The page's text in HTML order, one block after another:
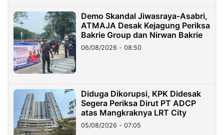
Demo Skandal Jiwasraya-Asabri,
ATMAJA Desak Kejagung Periksa
Bakrie Group dan Nirwan Bakrie
06/08/2026 - 08:50
Diduga Dikorupsi, KPK Didesak
Segera Periksa Dirut PT ADCP
atas Mangkraknya LRT City
05/08/2026 - 07:05